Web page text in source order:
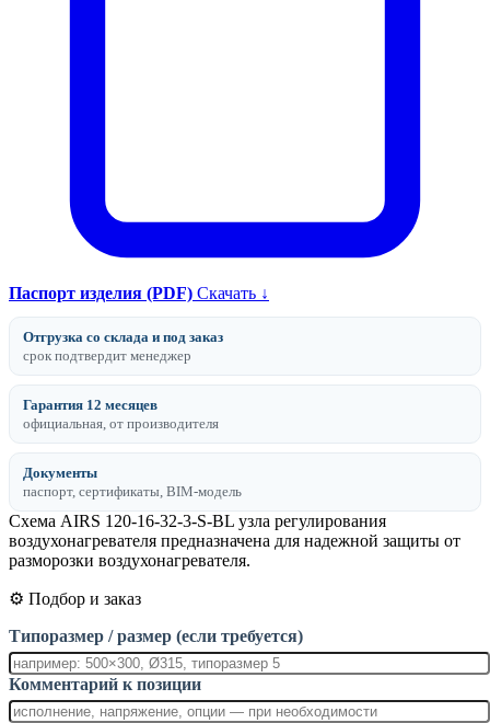
Паспорт изделия (PDF) Скачать ↓
Отгрузка со склада и под заказ
срок подтвердит менеджер
Гарантия 12 месяцев
официальная, от производителя
Документы
паспорт, сертификаты, BIM-модель
Схема AIRS 120-16-32-3-S-BL узла регулирования
воздухонагревателя предназначена для надежной защиты от
разморозки воздухонагревателя.
⚙️ Подбор и заказ
Типоразмер / размер (если требуется)
Комментарий к позиции